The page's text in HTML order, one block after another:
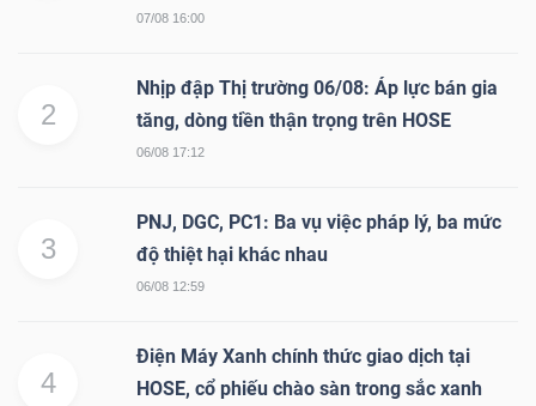
07/08 16:00
2
Nhịp đập Thị trường 06/08: Áp lực bán gia
tăng, dòng tiền thận trọng trên HOSE
06/08 17:12
3
PNJ, DGC, PC1: Ba vụ việc pháp lý, ba mức
độ thiệt hại khác nhau
06/08 12:59
4
Điện Máy Xanh chính thức giao dịch tại
HOSE, cổ phiếu chào sàn trong sắc xanh